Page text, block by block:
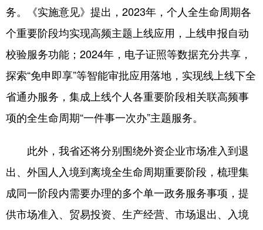
务。《实施意见》提出，2023年，个人全生命周期各
个重要阶段均实现高频主题上线应用，上线申报自动
校验服务功能；2024年，电子证照等数据充分共享，
探索“免申即享”等智能审批应用落地，实现线上线下全
省通办服务，集成上线个人各重要阶段相关联高频事
项的全生命周期“一件事一次办”主题服务。
此外，我省还将分别围绕外资企业市场准入到退
出、外国人入境到离境全生命周期重要阶段，梳理集
成同一阶段内需要办理的多个单一政务服务事项，提
供市场准入、贸易投资、生产经营、市场退出、入境